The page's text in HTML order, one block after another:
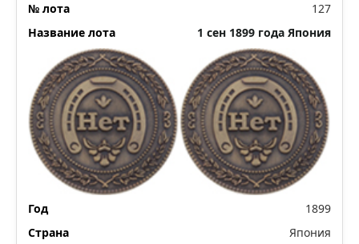
127
1 сен 1899 года Япония
1899
Япония